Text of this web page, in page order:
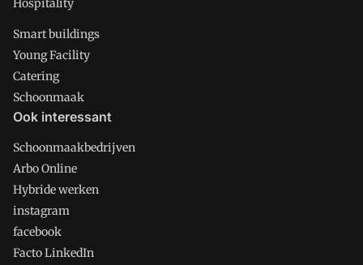
Hospitality
Smart buildings
Young Facility
Catering
Schoonmaak
Ook interessant
Schoonmaakbedrijven
Arbo Online
Hybride werken
instagram
facebook
Facto LinkedIn